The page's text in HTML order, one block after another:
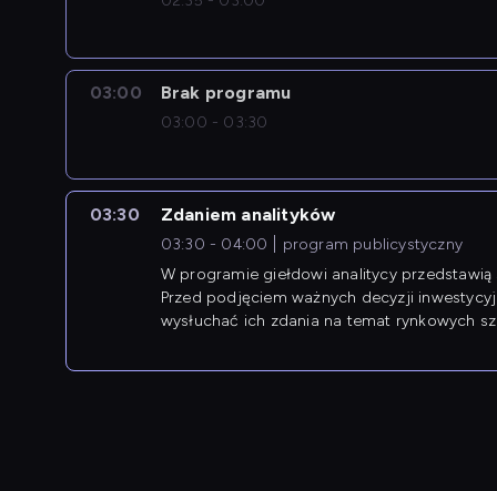
03:00 Brak programu
03:00 - 03:30
03:30 Zdaniem analityków
03:30 - 04:00
program publicystyczny
W programie giełdowi analitycy
Przed podjęciem ważnych decyzji
wysłuchać ich zdania na temat rynkowych